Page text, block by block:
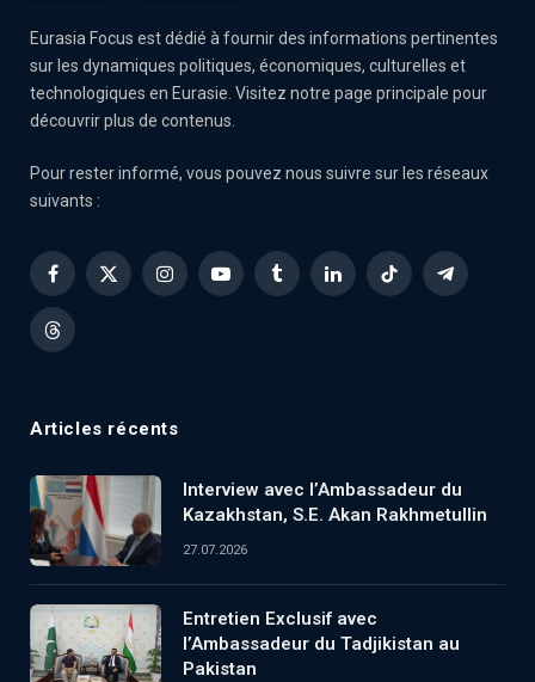
Eurasia Focus est dédié à fournir des informations pertinentes
sur les dynamiques politiques, économiques, culturelles et
technologiques en Eurasie. Visitez notre page principale pour
découvrir plus de contenus.
Pour rester informé, vous pouvez nous suivre sur les réseaux
suivants :
Facebook
X
InstagramYouTubeTumblrLinkedInTikTok Telegram
Threads
Articles récents
Interview avec l’Ambassadeur du
Kazakhstan, S.E. Akan Rakhmetullin
27.07.2026
Entretien Exclusif avec
l’Ambassadeur du Tadjikistan au
Pakistan